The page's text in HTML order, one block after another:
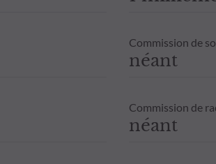
Commission de
néant
Commission de
néant